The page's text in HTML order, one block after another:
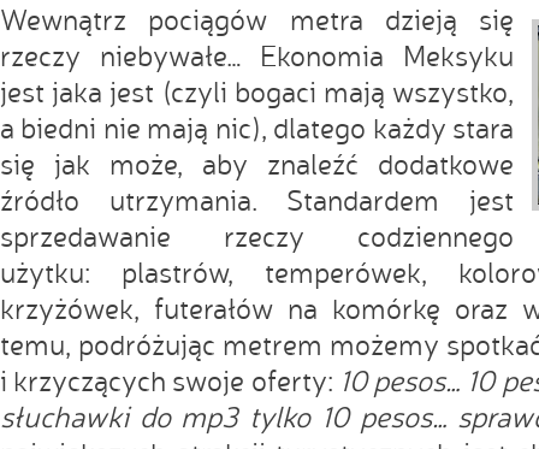
Wewnątrz pociągów metra dzieją się
rzeczy niebywałe… Ekonomia Meksyku
jest jaka jest (czyli bogaci mają wszystko,
a biedni nie mają nic), dlatego każdy stara
się jak może, aby znaleźć dodatkowe
źródło utrzymania. Standardem jest
sprzedawanie rzeczy codziennego
użytku: plastrów, temperówek,
krzyżówek, futerałów na komórkę oraz
temu, podróżując metrem możemy
i krzyczących swoje oferty: 10 pesos… 10
słuchawki do mp3 tylko 10 pesos…